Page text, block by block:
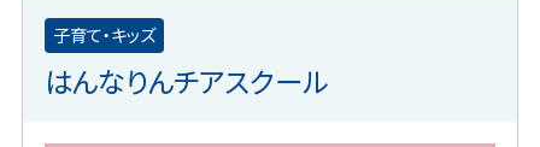
はんなりんチアスクール
子育て・キッズ